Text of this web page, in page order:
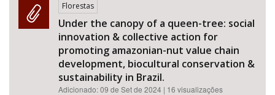
Subtema
Área de Levantamento
Área Protegida
Florestas
Under the canopy of a queen-tree: social
innovation & collective action for
promoting amazonian-nut value chain
development, biocultural conservation &
sustainability in Brazil.
Adicionado:09 de Set de 2024 | 16 visualizações